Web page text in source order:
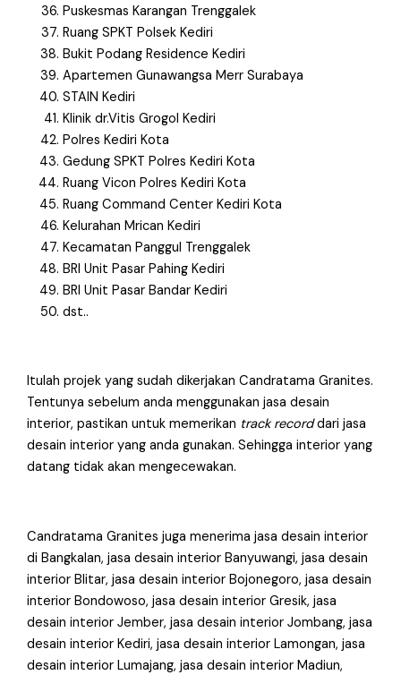
Puskesmas Karangan Trenggalek
Ruang SPKT Polsek Kediri
Bukit Podang Residence Kediri
Apartemen Gunawangsa Merr Surabaya
STAIN Kediri
Klinik dr.Vitis Grogol Kediri
Polres Kediri Kota
Gedung SPKT Polres Kediri Kota
Ruang Vicon Polres Kediri Kota
Ruang Command Center Kediri Kota
Kelurahan Mrican Kediri
Kecamatan Panggul Trenggalek
BRI Unit Pasar Pahing Kediri
BRI Unit Pasar Bandar Kediri
dst..
Itulah projek yang sudah dikerjakan Candratama Granites.
Tentunya sebelum anda menggunakan jasa desain
interior, pastikan untuk memerikan track recorddari jasa
desain interior yang anda gunakan. Sehingga interior yang
datang tidak akan mengecewakan.
Candratama Granites juga menerima jasa desain interior
di Bangkalan, jasa desain interior Banyuwangi, jasa desain
interior Blitar, jasa desain interior Bojonegoro, jasa desain
interior Bondowoso, jasa desain interior Gresik, jasa
desain interior Jember, jasa desain interior Jombang, jasa
desain interior Kediri, jasa desain interior Lamongan, jasa
desain interior Lumajang, jasa desain interior Madiun,